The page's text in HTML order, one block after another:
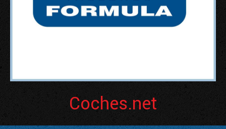
Coches.net